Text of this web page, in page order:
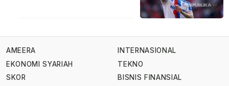
AMEERA
EKONOMI SYARIAH
SKOR
INTERNASIONAL
TEKNO
BISNIS FINANSIAL